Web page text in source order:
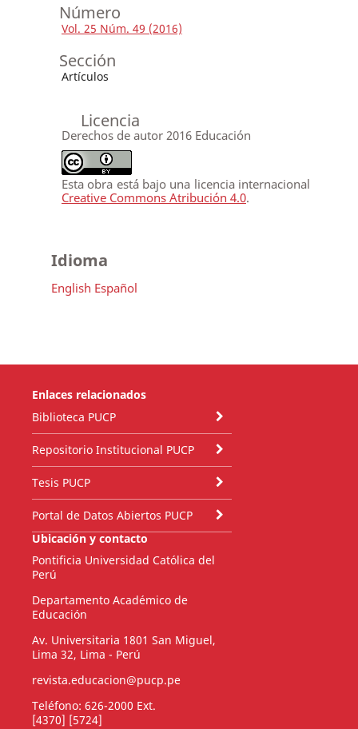
Número
Vol. 25 Núm. 49 (2016)
Sección
Artículos
Licencia
Derechos de autor 2016 Educación
Esta obra está bajo una licencia internacional
Creative Commons Atribución 4.0.
Idioma
English Español
Enlaces relacionados
Biblioteca PUCP
Repositorio Institucional PUCP
Tesis PUCP
Portal de Datos Abiertos PUCP
Ubicación y contacto
Pontificia Universidad Católica del
Perú
Departamento Académico de
Educación
Av. Universitaria 1801 San Miguel,
Lima 32, Lima - Perú
revista.educacion@pucp.pe
Teléfono: 626-2000 Ext.
[4370] [5724]